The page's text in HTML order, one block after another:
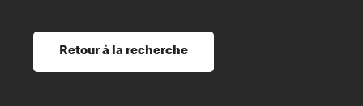
et perfectionnement
du savoirRetour à la recherche